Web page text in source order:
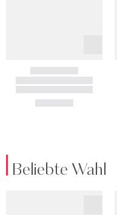
Beliebte Wahl